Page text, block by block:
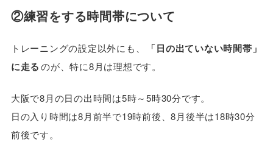
②練習をする時間帯について
トレーニングの設定以外にも、
「日の出ていない時間帯」
に走るのが、特に8月は理想です。
大阪で8月の日の出時間は5時～5時30分です。
日の入り時間は8月前半で19時前後、8月後半は18時30分
前後です。